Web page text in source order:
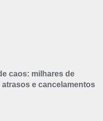
caos: milhares de
e cancelamentos